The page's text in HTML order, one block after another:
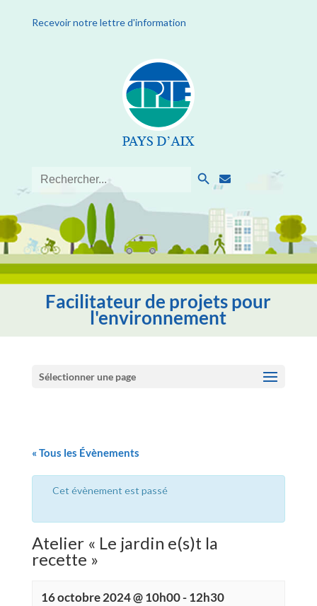
Recevoir notre lettre d'information
Search
for:
Facilitateur de projets pour
l'environnement
Sélectionner une page
« Tous les Évènements
Cet évènement est passé
Atelier « Le jardin e(s)t la
recette »
16 octobre 2024 @ 10h00-12h30